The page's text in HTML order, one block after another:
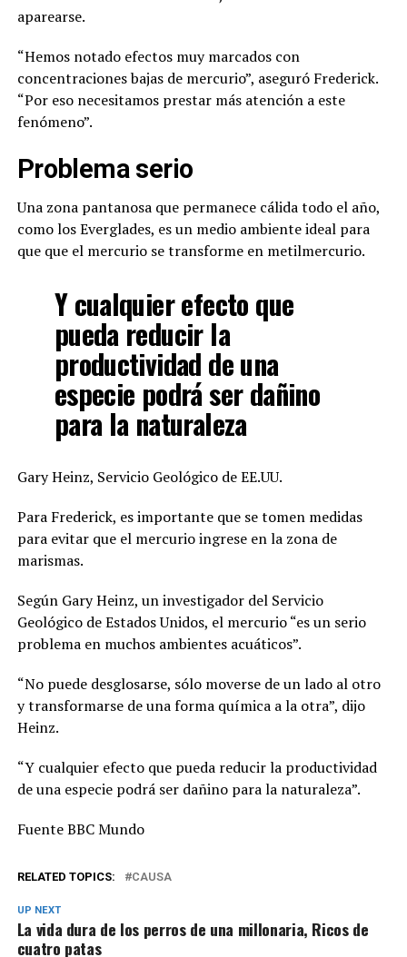
aparearse.
“Hemos notado efectos muy marcados con
concentraciones bajas de mercurio”, aseguró Frederick.
“Por eso necesitamos prestar más atención a este
fenómeno”.
Problema serio
Una zona pantanosa que permanece cálida todo el año,
como los Everglades, es un medio ambiente ideal para
que que el mercurio se transforme en metilmercurio.
Y cualquier efecto que
pueda reducir la
productividad de una
especie podrá ser dañino
para la naturaleza
Gary Heinz, Servicio Geológico de EE.UU.
Para Frederick, es importante que se tomen medidas
para evitar que el mercurio ingrese en la zona de
marismas.
Según Gary Heinz, un investigador del Servicio
Geológico de Estados Unidos, el mercurio “es un serio
problema en muchos ambientes acuáticos”.
“No puede desglosarse, sólo moverse de un lado al otro
y transformarse de una forma química a la otra”, dijo
Heinz.
“Y cualquier efecto que pueda reducir la productividad
de una especie podrá ser dañino para la naturaleza”.
Fuente BBC Mundo
RELATED TOPICS: CAUSA
UP NEXT
La vida dura de los perros de una millonaria, Ricos de
cuatro patas